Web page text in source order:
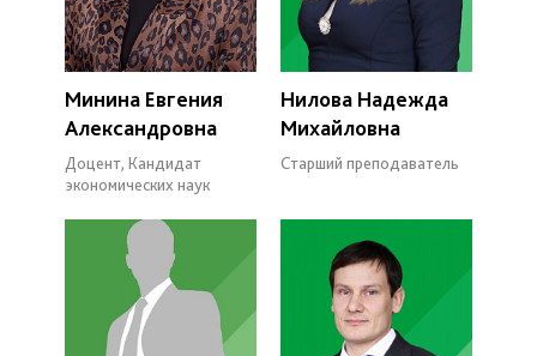
Минина Евгения
Александровна
Доцент, Кандидат
экономических наук
Нилова Надежда
Михайловна
Старший преподаватель